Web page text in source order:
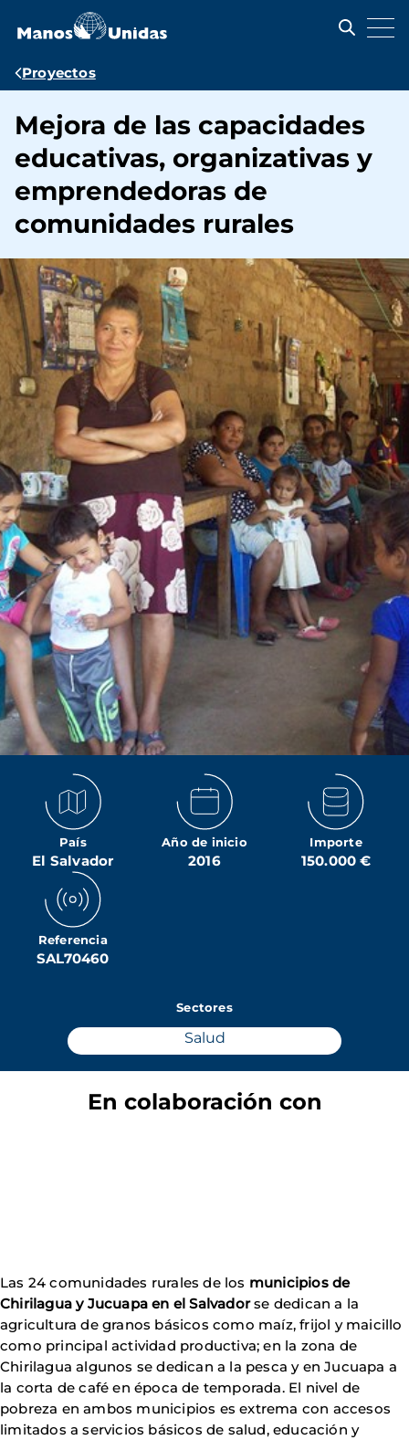
contenido
Ruta
navegación
Proyectos
Mejora de las capacidades
educativas, organizativas y
emprendedoras de
comunidades rurales
País
El Salvador
Año de inicio
2016
Importe
150.000 €
Referencia
SAL70460
Sectores
Salud
En colaboración con
Las 24 comunidades rurales de los municipios de
Chirilagua y Jucuapa en el Salvadorse dedican a la
agricultura de granos básicos como maíz, frijol y maicillo
como principal actividad productiva; en la zona de
Chirilagua algunos se dedican a la pesca y en Jucuapa a
la corta de café en época de temporada. El nivel de
pobreza en ambos municipios es extrema con accesos
limitados a servicios básicos de salud, educación y